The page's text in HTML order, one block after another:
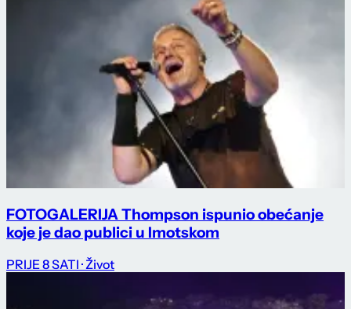
FOTOGALERIJA Thompson ispunio obećanje
koje je dao publici u Imotskom
PRIJE 8 SATI · Život